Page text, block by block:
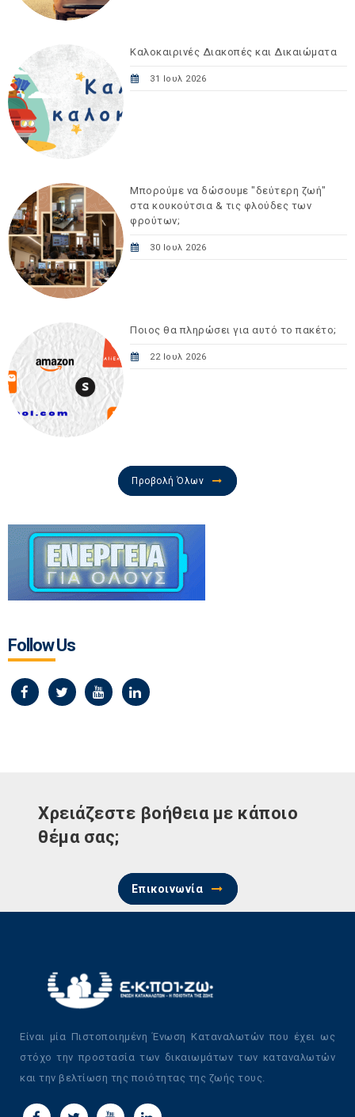
Καλοκαιρινές Διακοπές και Δικαιώματα
31 Ιουλ 2026
Μπορούμε να δώσουμε "δεύτερη ζωή"
στα κουκούτσια & τις φλούδες των
φρούτων;
30 Ιουλ 2026
Ποιος θα πληρώσει για αυτό το πακέτο;
22 Ιουλ 2026
Προβολή Όλων
Follow Us
Χρειάζεστε βοήθεια με κάποιο
θέμα σας;
Επικοινωνία
Είναι μία Πιστοποιημένη Ένωση Καταναλωτών που έχει ως
στόχο την προστασία των δικαιωμάτων των καταναλωτών
και την βελτίωση της ποιότητας της ζωής τους.